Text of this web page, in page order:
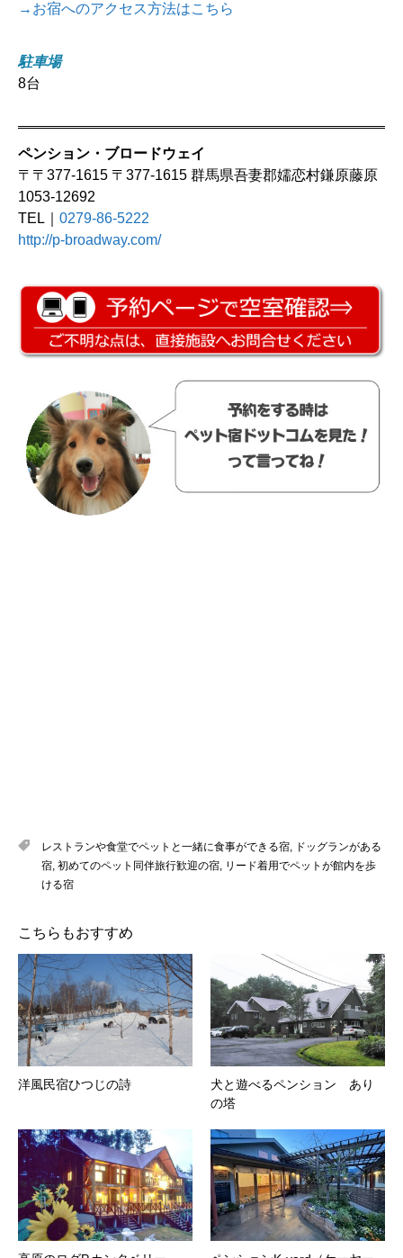
→お宿へのアクセス方法はこちら
駐車場
8台
ペンション・ブロードウェイ
〒〒377-1615 〒377-1615 群馬県吾妻郡嬬恋村鎌原藤原
1053-12692
TEL｜ 0279-86-5222
http://p-broadway.com/
レストランや食堂でペットと一緒に食事ができる宿, ドッグランがある
宿, 初めてのペット同伴旅行歓迎の宿, リード着用でペットが館内を歩
ける宿
こちらもおすすめ
洋風民宿ひつじの詩
犬と遊べるペンション あり
の塔